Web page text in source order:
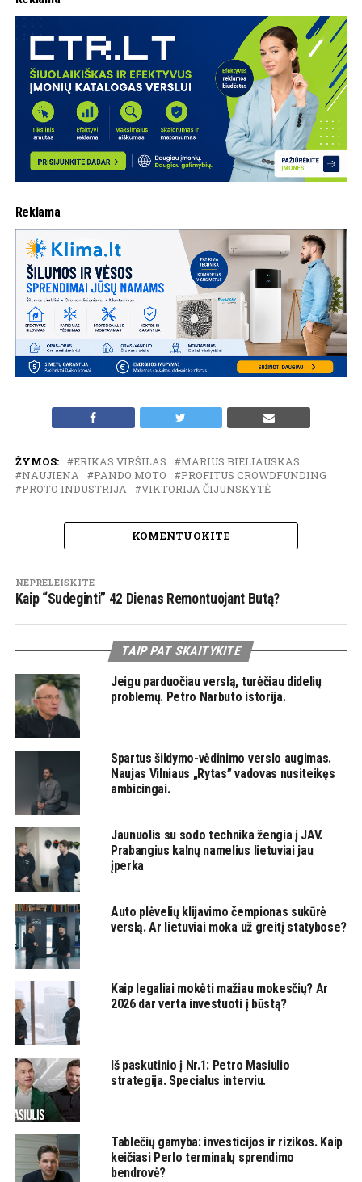
Reklama
ŽYMOS: ERIKAS VIRŠILAS
MARIUS BIELIAUSKAS
NAUJIENA
PANDO MOTO
PROFITUS CROWDFUNDING
PROTO INDUSTRIJA
VIKTORIJA ČIJUNSKYTĖ
KOMENTUOKITE
NEPRELEISKITE
Kaip “Sudeginti” 42 Dienas Remontuojant Butą?
TAIP PAT SKAITYKITE
Jeigu parduočiau verslą, turėčiau didelių
problemų. Petro Narbuto istorija.
Spartus šildymo-vėdinimo verslo augimas.
Naujas Vilniaus „Rytas” vadovas nusiteikęs
ambicingai.
Jaunuolis su sodo technika žengia į JAV.
Prabangius kalnų namelius lietuviai jau
įperka
Auto plėvelių klijavimo čempionas sukūrė
verslą. Ar lietuviai moka už greitį statybose?
Kaip legaliai mokėti mažiau mokesčių? Ar
2026 dar verta investuoti į būstą?
Iš paskutinio į Nr.1: Petro Masiulio
strategija. Specialus interviu.
Tablečių gamyba: investicijos ir rizikos. Kaip
keičiasi Perlo terminalų sprendimo
bendrovė?